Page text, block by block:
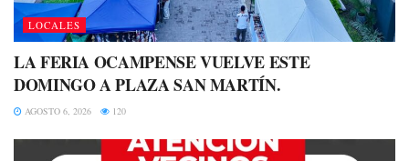
LOCALES
LA FERIA OCAMPENSE VUELVE ESTE
DOMINGO A PLAZA SAN MARTÍN.
AGOSTO 6, 2026 120